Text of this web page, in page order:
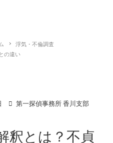
浮気・不倫調査
の違い
第一探偵事務所 香川支部
釈とは？不貞